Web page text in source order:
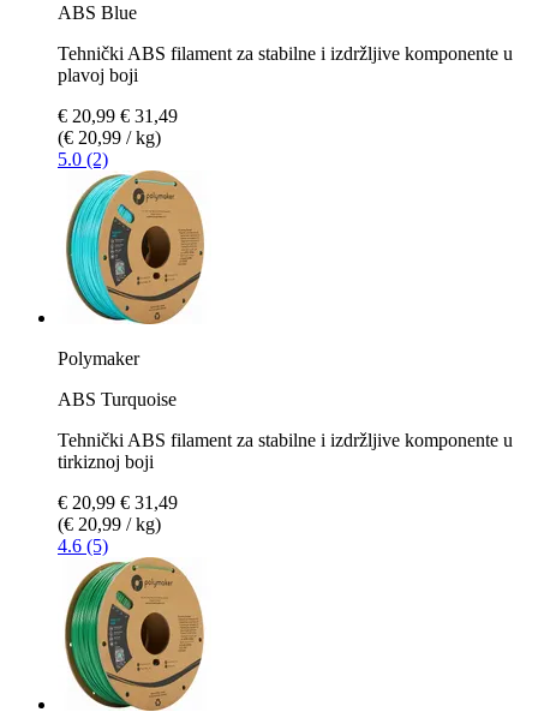
ABS Blue
Tehnički ABS filament za stabilne i izdržljive komponente u
plavoj boji
€ 20,99 € 31,49
(€ 20,99 / kg)
5.0 (2)
Polymaker
ABS Turquoise
Tehnički ABS filament za stabilne i izdržljive komponente u
tirkiznoj boji
€ 20,99 € 31,49
(€ 20,99 / kg)
4.6 (5)